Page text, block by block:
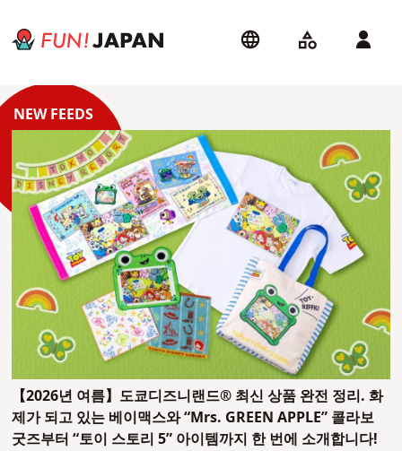
【2026년 여름】도쿄디즈니랜드® 최신 상품 완전 정리. 화
제가 되고 있는 베이맥스와 “Mrs. GREEN APPLE” 콜라보
굿즈부터 “토이 스토리 5” 아이템까지 한 번에 소개합니다!